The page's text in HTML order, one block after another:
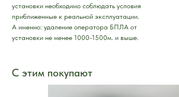
установки необходимо соблюдать условия
приближенные к реальной эксплуатации.
А именно: удаление оператора БПЛА от
установки не менее 1000-1500м. и выше.
С этим покупают